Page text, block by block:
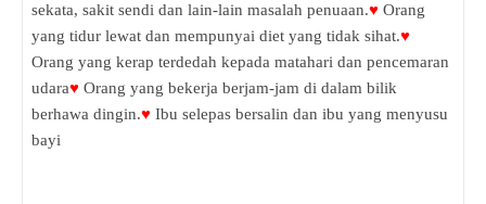
sekata, sakit sendi dan lain-lain masalah penuaan.♥ Orang
yang tidur lewat dan mempunyai diet yang tidak sihat.♥
Orang yang kerap terdedah kepada matahari dan pencemaran
udara♥ Orang yang bekerja berjam-jam di dalam bilik
berhawa dingin.♥ Ibu selepas bersalin dan ibu yang menyusu
bayi